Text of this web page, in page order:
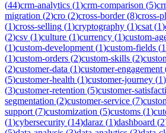
(44)crm-analytics (1)crm-comparison (5)
migration (2)cro (2)cross-border(8)cross-
(1)cross-selling (1)cryptography (1)csat (1)
(2)csv (1)culture (1)currency (1)custom-
(1)custom-development (1)custom-fields (1
(1)custom-orders (2)custom-skills (2)
(2)customer-data (1)customer-engagement
(5)customer-health (1)customer-journey (1)
(3)customer-retention (5)customer-
segmentation (2)customer-service (7)
support (7)customization (5)customs (1)
(1)cybersecurity (14)daraz (1)dashboard (2